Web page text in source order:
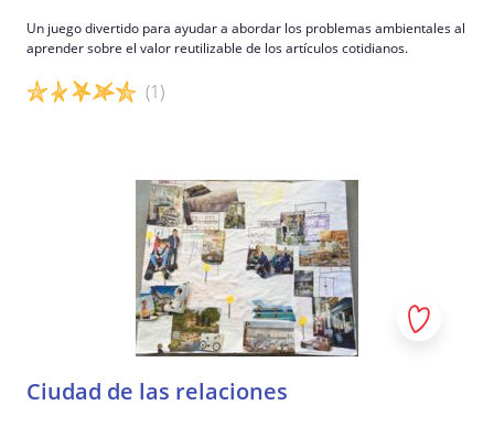
Un juego divertido para ayudar a abordar los problemas ambientales al
aprender sobre el valor reutilizable de los artículos cotidianos.
(1)
Ciudad de las relaciones